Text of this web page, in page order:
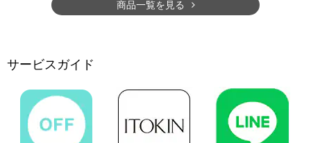
商品一覧を見る
サービスガイド